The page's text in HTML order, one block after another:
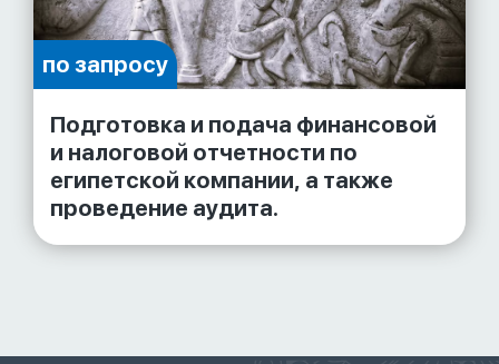
по запросу
Подготовка и подача финансовой
и налоговой отчетности по
египетской компании, а также
проведение аудита.